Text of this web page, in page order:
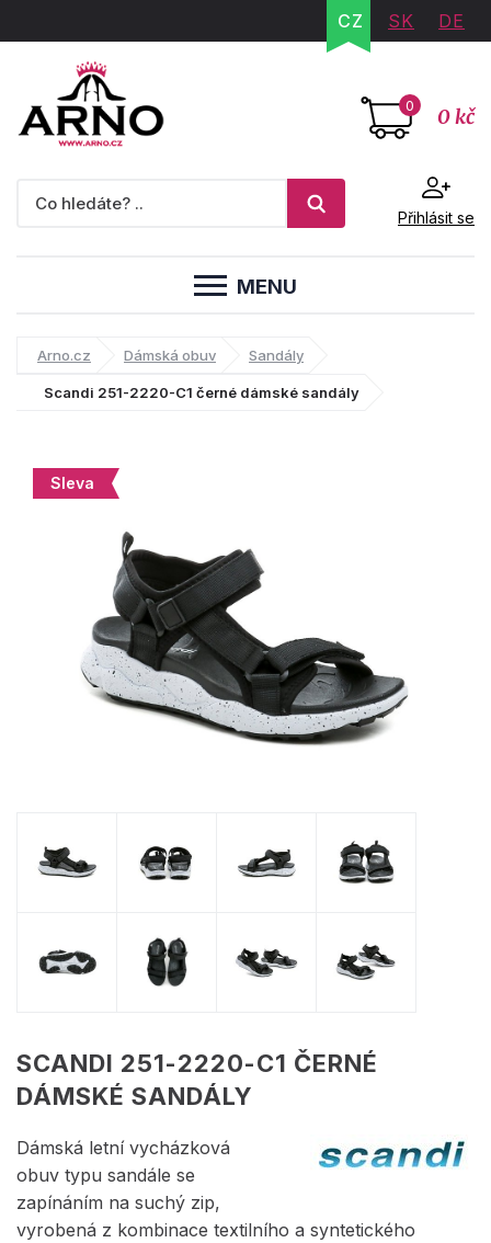
CZ SK DE
0 0 kč
Přihlásit se
MENU
Arno.cz Dámská obuv Sandály
Scandi 251-2220-C1 černé dámské sandály
Sleva
SCANDI 251-2220-C1 ČERNÉ
DÁMSKÉ SANDÁLY
Dámská letní vycházková
obuv typu sandále se
zapínáním na suchý zip,
vyrobená z kombinace textilního a syntetického